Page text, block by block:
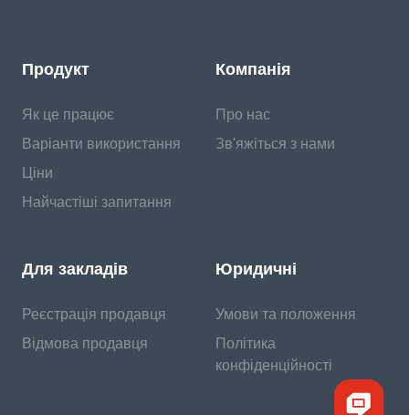
Продукт
Як це працює
Варіанти використання
Ціни
Найчастіші запитання
Компанія
Про нас
Зв'яжіться з нами
Для закладів
Реєстрація продавця
Відмова продавця
Юридичні
Умови та положення
Політика
конфіденційності